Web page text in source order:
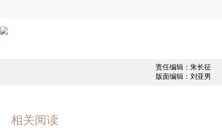
责任编辑：朱长征
版面编辑：刘亚男
相关阅读